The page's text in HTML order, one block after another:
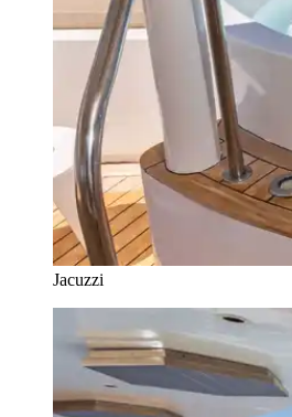
Jacuzzi